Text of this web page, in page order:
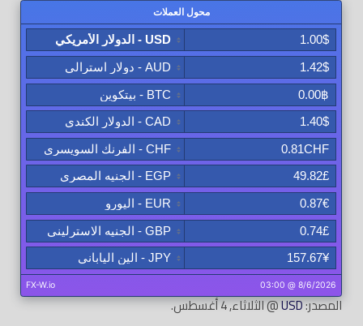
المصدر:USD@ الثلاثاء, 4 أغسطس.